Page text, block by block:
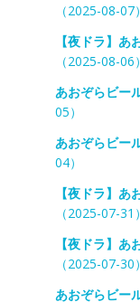
（2025-08-07）
【夜ドラ】
（2025-08-06）
あおぞらビー
05）
あおぞらビー
04）
【夜ドラ】
（2025-07-31）
【夜ドラ】
（2025-07-30）
あおぞらビー